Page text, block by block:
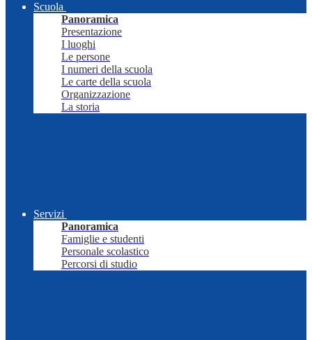
Scuola
Panoramica
Presentazione
I luoghi
Le persone
I numeri della scuola
Le carte della scuola
Organizzazione
La storia
Servizi
Panoramica
Famiglie e studenti
Personale scolastico
Percorsi di studio